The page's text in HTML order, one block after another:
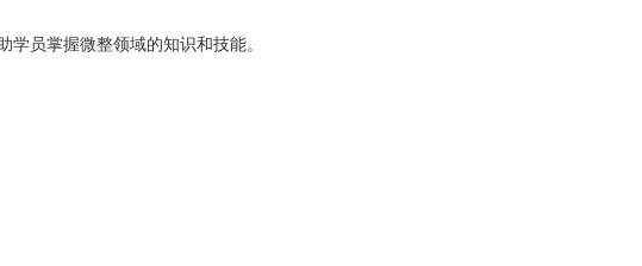
员掌握微整领域的知识和技能。